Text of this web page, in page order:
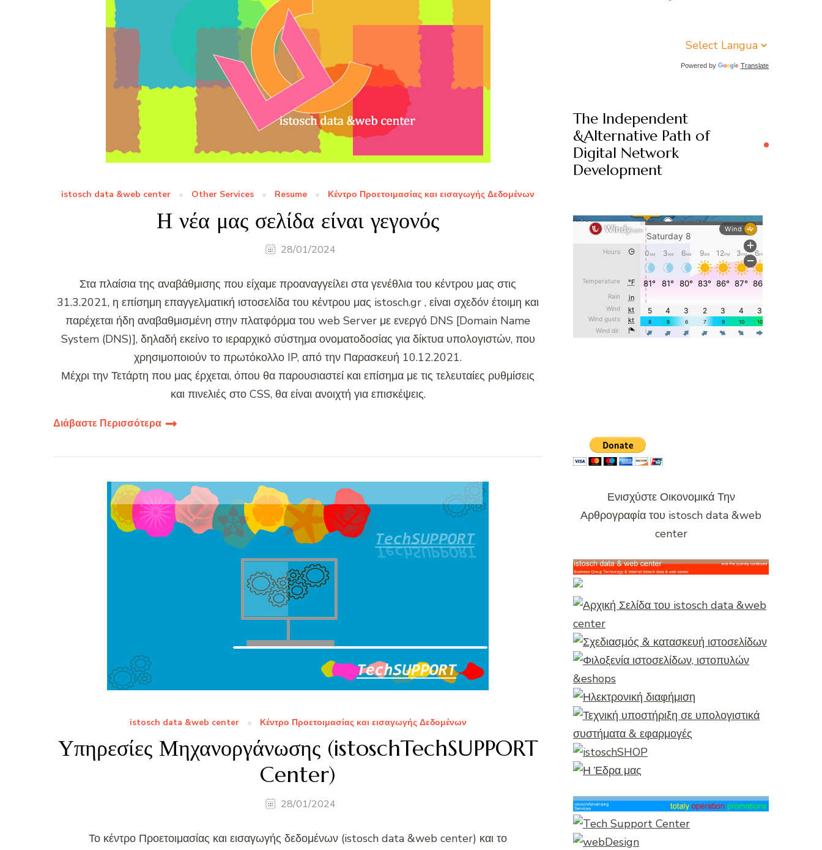
istosch data &web center Other Services Resume Κέντρο Προετοιμασίας και εισαγωγής Δεδομένων
Η νέα μας σελίδα είναι γεγονός
28/01/2024
Στα πλαίσια της αναβάθμισης που είχαμε προαναγγείλει στα γενέθλια του κέντρου μας στις
31.3.2021, η επίσημη επαγγελματική ιστοσελίδα του κέντρου μας istosch.gr , είναι σχεδόν έτοιμη και
παρέχεται ήδη αναβαθμισμένη στην πλατφόρμα του web Server με ενεργό DNS [Domain Name
System (DNS)], δηλαδή εκείνο το ιεραρχικό σύστημα ονοματοδοσίας για δίκτυα υπολογιστών, που
χρησιμοποιούν το πρωτόκολλο IP, από την Παρασκευή 10.12.2021.
Μέχρι την Τετάρτη που μας έρχεται, όπου θα παρουσιαστεί και επίσημα με τις τελευταίες ρυθμίσεις
και πινελιές στο CSS, θα είναι ανοιχτή για επισκέψεις.
Διάβαστε Περισσότερα
istosch data &web center Κέντρο Προετοιμασίας και εισαγωγής Δεδομένων
Υπηρεσίες Μηχανοργάνωσης (istoschTechSUPPORT
Center)
28/01/2024
Το κέντρο Προετοιμασίας και εισαγωγής δεδομένων (istosch data &web center) και το
Powered by Translate
The Independent
&Alternative Path of
Digital Network
Development
Ενισχύστε Οικονομικά Την
Αρθρογραφία του istosch data &web
center